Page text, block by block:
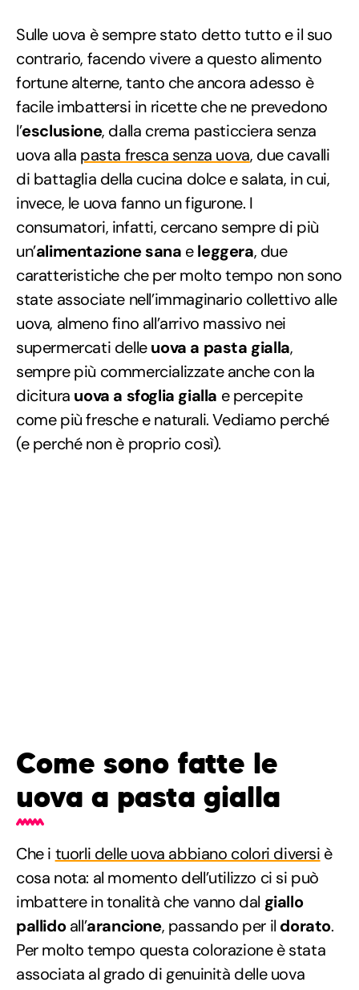
Sulle uova è sempre stato detto tutto e il suo
contrario, facendo vivere a questo alimento
fortune alterne, tanto che ancora adesso è
facile imbattersi in ricette che ne prevedono
l’esclusione, dalla crema pasticciera senza
uova alla pasta fresca senza uova, due cavalli
di battaglia della cucina dolce e salata, in cui,
invece, le uova fanno un figurone. I
consumatori, infatti, cercano sempre di più
un’alimentazione sana eleggera, due
caratteristiche che per molto tempo non sono
state associate nell’immaginario collettivo alle
uova, almeno fino all’arrivo massivo nei
supermercati delleuova a pasta gialla,
sempre più commercializzate anche con la
dicitura uova a sfoglia gialla e percepite
come più fresche e naturali. Vediamo perché
(e perché non è proprio così).
Come sono fatte le
uova a pasta gialla
Che i tuorli delle uova abbiano colori diversi è
cosa nota: al momento dell’utilizzo ci si può
imbattere in tonalità che vanno dal giallo
pallidoall’arancione, passando per il dorato.
Per molto tempo questa colorazione è stata
associata al grado di genuinità delle uova